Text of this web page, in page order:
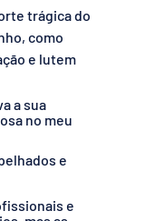
trágica do
como
e lutem
a sua
no meu
e
e